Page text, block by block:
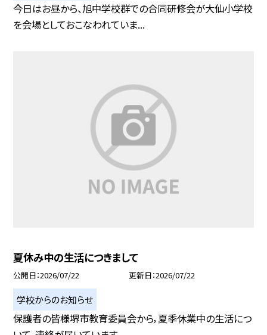
今日はお昼から、旭中学校群での合同研修会が大仙小学校
を会場としておこなわれていま...
夏休み中の生活につきまして
公開日 2026/07/22 更新日 2026/07/22
学校からのお知らせ
保護者の皆様堺市教育委員会から，夏季休業中の生活につ